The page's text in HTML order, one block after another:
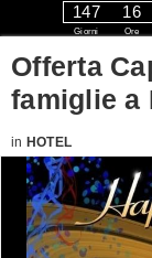
147
Giorni
16
Ore
Offerta
famiglie a
in HOTEL